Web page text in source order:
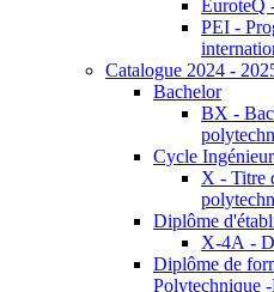
EuroteQ
PEI -
Catalogue 2024 -
Bachelor
BX -
Cycle Ingénieur
X - Titre
Diplôme
X-4A -
Diplôme de
Polytechnique